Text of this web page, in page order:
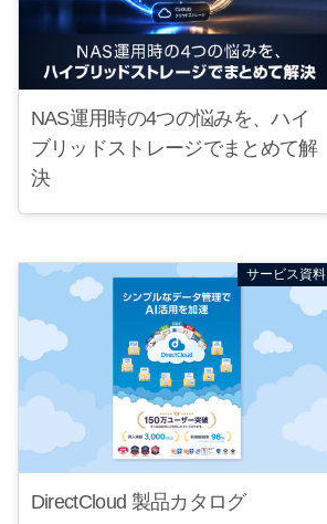
NAS運用時の4つの悩みを、ハイ
ブリッドストレージでまとめて解
決
サービス資料
DirectCloud 製品カタログ